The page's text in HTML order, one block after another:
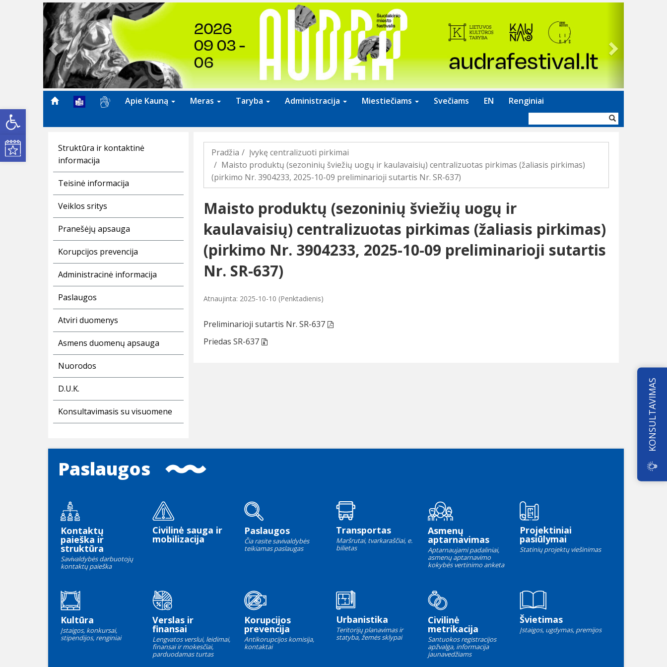
Open toolbar
Kultūros renginiai
Previous
Apie Kauną Meras Taryba Administracija Miestiečiams Svečiams EN Renginiai
forma
Struktūra ir kontaktinė
informacija
Teisinė informacija
Veiklos sritys
Pranešėjų apsauga
Korupcijos prevencija
Administracinė informacija
Paslaugos
Atviri duomenys
Asmens duomenų apsauga
Nuorodos
D.U.K.
Konsultavimasis su visuomene
Pradžia
Įvykę centralizuoti pirkimai
Maisto produktų (sezoninių šviežių uogų ir kaulavaisių) centralizuotas pirkimas (žaliasis pirkimas)
(pirkimo Nr. 3904233, 2025-10-09 preliminarioji sutartis Nr. SR-637)
Maisto produktų (sezoninių šviežių uogų ir
kaulavaisių) centralizuotas pirkimas (žaliasis pirkimas)
(pirkimo Nr. 3904233, 2025-10-09 preliminarioji sutartis
Nr. SR-637)
Atnaujinta: 2025-10-10 (Penktadienis)
Preliminarioji sutartis Nr. SR-637
Priedas SR-637
Paslaugos
Kontaktų
paieška ir
struktūra
Savivaldybės darbuotojų
kontaktų paieška
Civilinė sauga ir
mobilizacija
Paslaugos
Čia rasite savivaldybės
teikiamas paslaugas
Transportas
Maršrutai, tvarkaraščiai, e.
bilietas
Asmenų
aptarnavimas
Aptarnaujami padaliniai,
asmenų aptarnavimo
kokybės vertinimo anketa
Projektiniai
pasiūlymai
Statinių projektų viešinimas
Kultūra
Įstaigos, konkursai,
stipendijos, renginiai
Verslas ir
finansai
Lengvatos verslui, leidimai,
finansai ir mokesčiai,
parduodamas turtas
Korupcijos
prevencija
Antikorupcijos komisija,
kontaktai
Urbanistika
Teritorijų planavimas ir
statyba, žemės sklypai
Civilinė
metrikacija
Santuokos registracijos
apžvalga, informacija
jaunavedžiams
Švietimas
Įstaigos, ugdymas, premijos
KONSULTAVIMAS